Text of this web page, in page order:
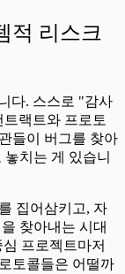
적 리스크
다. 스스로 "감사
랙트와 프로토
들이 버그를 찾아
치는 게 있습니
집어삼키고, 자
찾아내는 시대
프로젝트마저
토콜들은 어떨까